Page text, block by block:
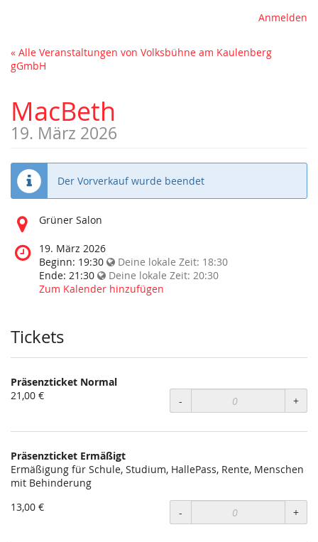
Anmelden
« Alle Veranstaltungen von Volksbühne am Kaulenberg
gGmbH
MacBeth
19. März 2026
Der Vorverkauf wurde beendet
Wo
diese
Veranstaltung
statt?
Grüner Salon
Wann
findet
diese
Veranstaltung
19. März 2026
Beginn: 19:30 Deine lokale Zeit: 18:30
Ende: 21:30 Deine lokale Zeit: 20:30
Zum Kalender hinzufügen
Tickets
Präsenzticket Normal
21,00 €
- +
Präsenzticket Ermäßigt
Ermäßigung für Schule, Studium, HallePass, Rente, Menschen
mit Behinderung
13,00 €
- +